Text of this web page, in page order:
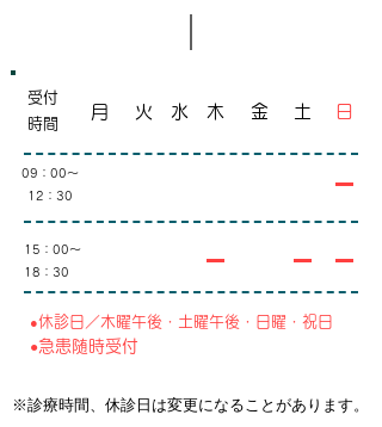
受付
時間
月 ​火 水 木 金 土 日
09：00～
12：30
15：00～
18：30
​●休診日／木曜午後・土曜午後・日曜・祝日
​●急患随時受付
​※診療時間、休診日は変更になることがあります。